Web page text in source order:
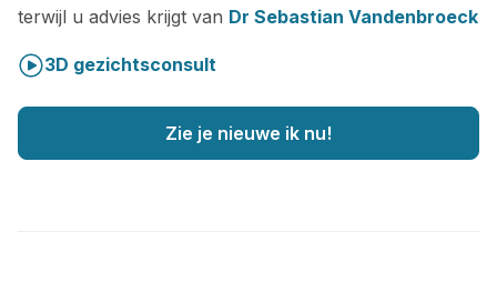
terwijl u advies krijgt van Dr Sebastian Vandenbroeck
3D gezichtsconsult
Zie je nieuwe ik nu!